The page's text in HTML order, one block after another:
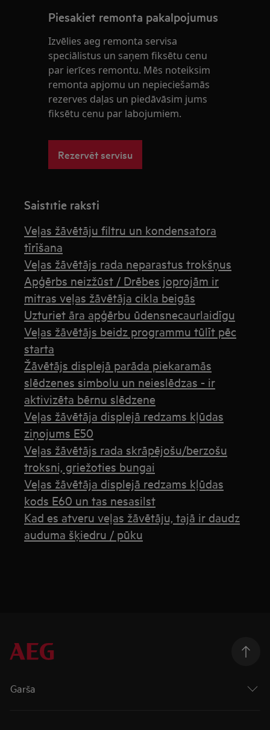
Piesakiet remonta pakalpojumus
Izvēlies aeg remonta servisa
speciālistus un saņem fiksētu cenu
par ierīces remontu. Mēs noteiksim
remonta apjomu un nepieciešamās
rezerves daļas un piedāvāsim jums
fiksētu cenu par labojumiem.
Rezervēt servisu
Saistītie raksti
Veļas žāvētāju filtru un kondensatora
tīrīšana
Veļas žāvētājs rada neparastus trokšņus
Apģērbs neizžūst / Drēbes joprojām ir
mitras veļas žāvētāja cikla beigās
Uzturiet āra apģērbu ūdensnecaurlaidīgu
Veļas žāvētājs beidz programmu tūlīt pēc
starta
Žāvētājs displejā parāda piekaramās
slēdzenes simbolu un neieslēdzas - ir
aktivizēta bērnu slēdzene
Veļas žāvētāja displejā redzams kļūdas
ziņojums E50
Veļas žāvētājs rada skrāpējošu/berzošu
troksni, griežoties bungai
Veļas žāvētāja displejā redzams kļūdas
kods E60 un tas nesasilst
Kad es atveru veļas žāvētāju, tajā ir daudz
auduma šķiedru / pūku
Garša